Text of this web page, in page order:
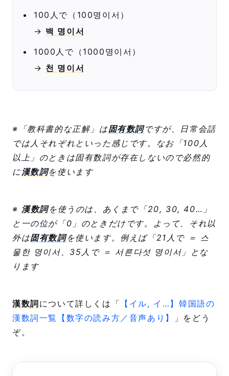
100人で（100명이서）
→ 백 명이서
1000人で（1000명이서）
→ 천 명이서
※「教科書的な正解」は固有数詞ですが、日常会話
では人それぞれといった感じです。なお「100人
以上」のときは固有数詞が存在しないので必然的
に 漢数詞を使います
※ 漢数詞を使うのは、あくまで「20, 30, 40…」
と一の位が「0」のときだけです。よって、それ以
外は固有数詞を使います。例えば「21人で ＝ 스
물한 명이서、35人で ＝ 서른다섯 명이서」とな
ります
漢数詞について詳しくは「 【イル, イ…】韓国語の
漢数詞一覧【数字の読み方／音声あり】
」をどう
ぞ。